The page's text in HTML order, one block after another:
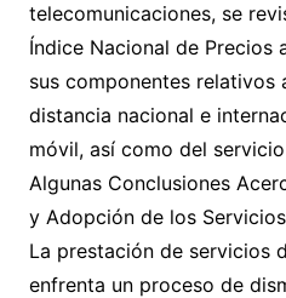
telecomunicaciones, se
Índice Nacional de Precios
sus componentes relativos
distancia nacional e
móvil, así como del
Algunas Conclusiones
y Adopción de los Servicios
La prestación de servicios
enfrenta un proceso de